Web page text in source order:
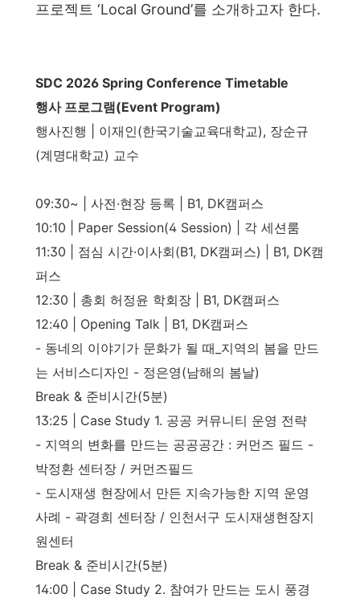
프로젝트 ‘Local Ground’를 소개하고자 한다.
SDC 2026 Spring Conference Timetable
행사 프로그램(Event Program)
행사진행 | 이재인(한국기술교육대학교), 장순규
(계명대학교) 교수
09:30~ | 사전·현장 등록 | B1, DK캠퍼스
10:10 | Paper Session(4 Session) | 각 세션룸
11:30 | 점심 시간·이사회(B1, DK캠퍼스) | B1, DK캠
퍼스
12:30 | 총회 허정윤 학회장 | B1, DK캠퍼스
12:40 | Opening Talk | B1, DK캠퍼스
- 동네의 이야기가 문화가 될 때_지역의 봄을 만드
는 서비스디자인 - 정은영(남해의 봄날)
Break & 준비시간(5분)
13:25 | Case Study 1. 공공 커뮤니티 운영 전략
- 지역의 변화를 만드는 공공공간 : 커먼즈 필드 -
박정환 센터장 / 커먼즈필드
- 도시재생 현장에서 만든 지속가능한 지역 운영
사례 - 곽경희 센터장 / 인천서구 도시재생현장지
원센터
Break & 준비시간(5분)
14:00 | Case Study 2. 참여가 만드는 도시 풍경